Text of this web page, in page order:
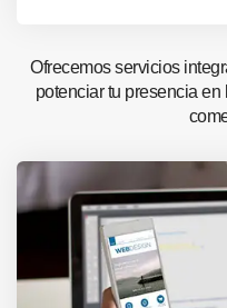
Ofrecemos servicios
potenciar tu presencia